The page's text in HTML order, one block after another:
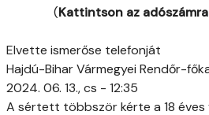
(Kattintson az
Elvette ismerőse telefonját
Hajdú-Bihar Vármegyei Rendőr-
2024. 06. 13., cs - 12:35
A sértett többször kérte a 18 éves